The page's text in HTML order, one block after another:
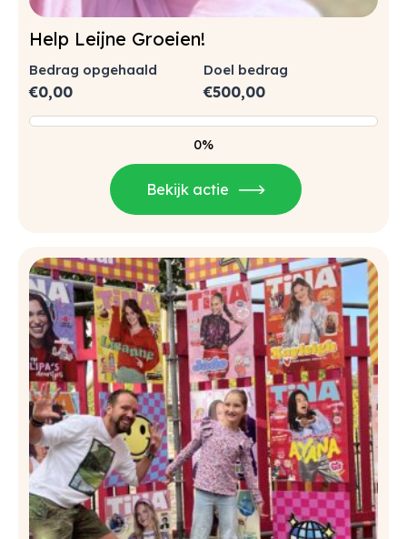
Bekijk actie
Help Leijne Groeien!
0%
€500,00
Doel bedrag
€0,00
Bedrag opgehaald